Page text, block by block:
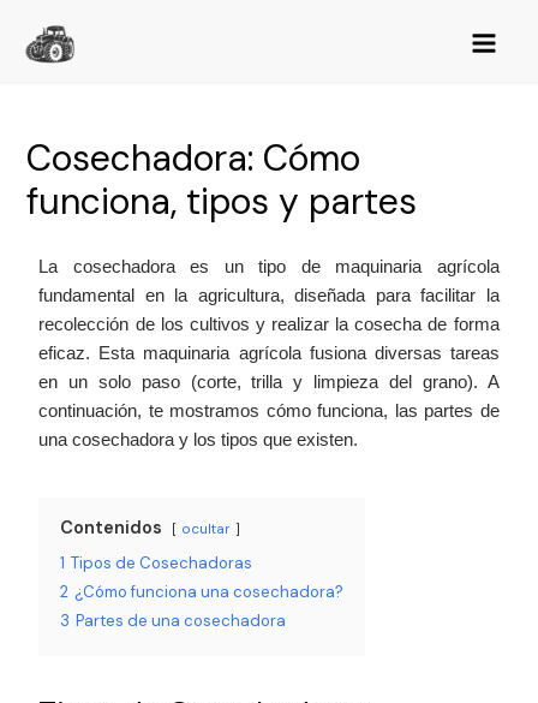
Cosechadora: Cómo
funciona, tipos y partes
La cosechadora es un tipo de maquinaria agrícola
fundamental en la agricultura, diseñada para facilitar la
recolección de los cultivos y realizar la cosecha de forma
eficaz. Esta maquinaria agrícola fusiona diversas tareas
en un solo paso (corte, trilla y limpieza del grano). A
continuación, te mostramos cómo funciona, las partes de
una cosechadora y los tipos que existen.
Contenidos ocultar
1 Tipos de Cosechadoras
2 ¿Cómo funciona una cosechadora?
3 Partes de una cosechadora